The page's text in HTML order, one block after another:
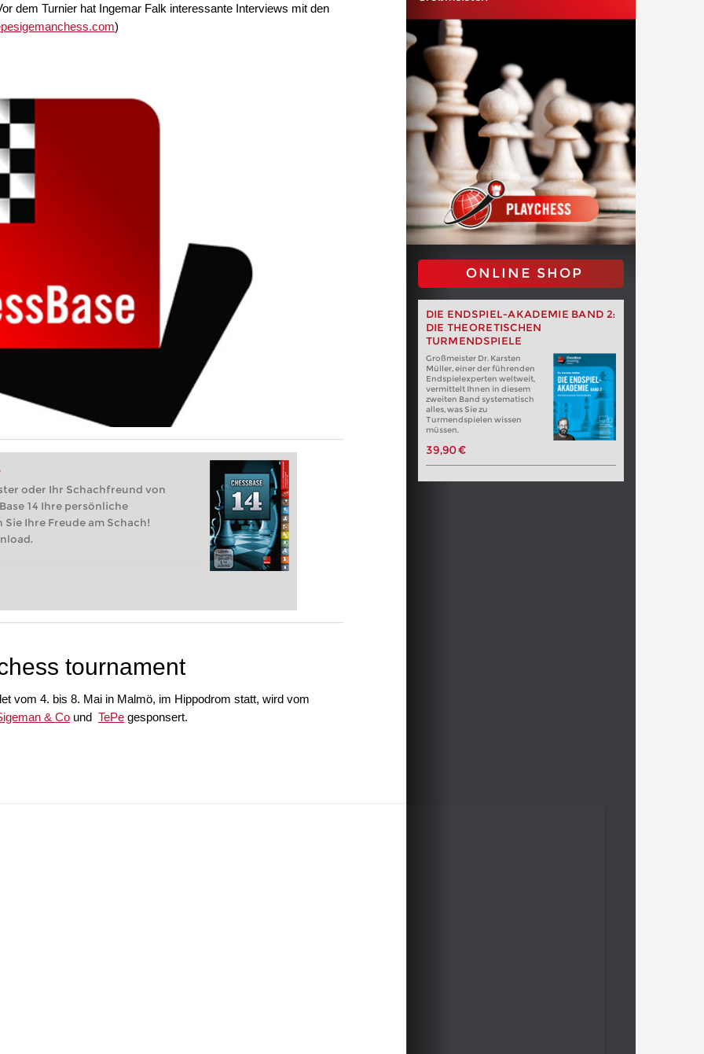
dem Turnier hat Ingemar Falk interessante Interviews mit den
)
oder Ihr Schachfreund von
14 Ihre persönliche
Ihre Freude am Schach!
ONLINE SHOP
DIE ENDSPIEL-AKADEMIE BAND 2:
DIE THEORETISCHEN
TURMENDSPIELE
Großmeister Dr. Karsten
Müller, einer der führenden
Endspielexperten weltweit,
vermittelt Ihnen in diesem
zweiten Band systematisch
alles, was Sie zu
Turmendspielen wissen
müssen.
39,90 €
tournament
vom 4. bis 8. Mai in Malmö, im Hippodrom statt, wird vom
& Co und TePe gesponsert.